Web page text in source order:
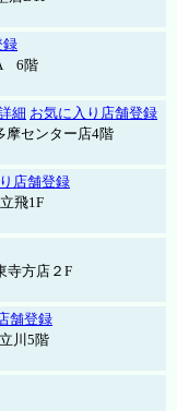
録
6階
細 お気に入り店舗登録
センター店4階
店舗登録
飛1F
寺方店２F
舗登録
川5階